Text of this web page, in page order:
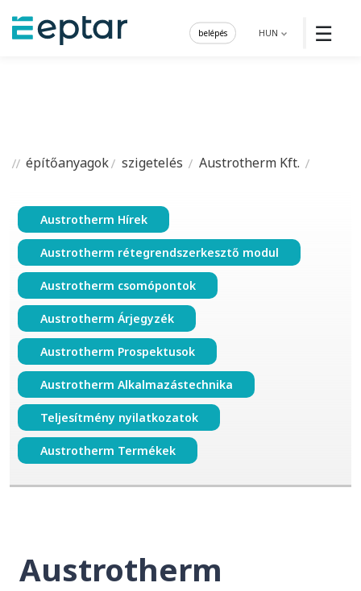
☰
HUN
belépés
építőanyagok szigetelés Austrotherm Kft.
Austrotherm Hírek
Austrotherm rétegrendszerkesztő modul
Austrotherm csomópontok
Austrotherm Árjegyzék
Austrotherm Prospektusok
Austrotherm Alkalmazástechnika
Teljesítmény nyilatkozatok
Austrotherm Termékek
Austrotherm